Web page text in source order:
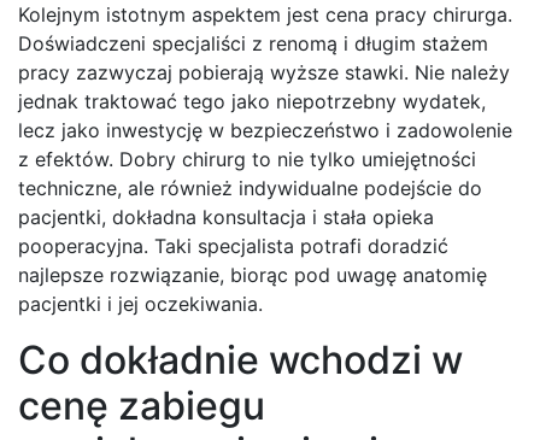
Kolejnym istotnym aspektem jest cena pracy chirurga.
Doświadczeni specjaliści z renomą i długim stażem
pracy zazwyczaj pobierają wyższe stawki. Nie należy
jednak traktować tego jako niepotrzebny wydatek,
lecz jako inwestycję w bezpieczeństwo i zadowolenie
z efektów. Dobry chirurg to nie tylko umiejętności
techniczne, ale również indywidualne podejście do
pacjentki, dokładna konsultacja i stała opieka
pooperacyjna. Taki specjalista potrafi doradzić
najlepsze rozwiązanie, biorąc pod uwagę anatomię
pacjentki i jej oczekiwania.
Co dokładnie wchodzi w
cenę zabiegu